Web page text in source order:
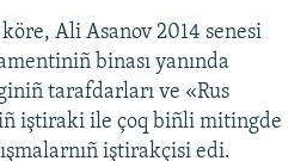
Ali Asanov 2014 senesi
binası yanında
tarafdarları ve «Rus
iştiraki ile çoq biñli mitingde
iştirakçisi edi.